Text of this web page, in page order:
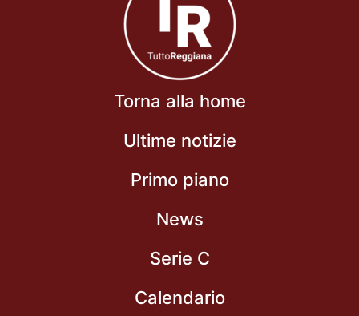
Torna alla home
Ultime notizie
Primo piano
News
Serie C
Calendario